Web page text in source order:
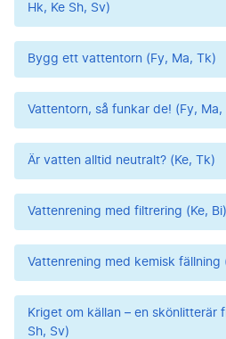
Hk, Ke Sh, Sv)
Bygg ett vattentorn (Fy, Ma, Tk)
Vattentorn, så funkar de! (Fy, Ma,
Är vatten alltid neutralt? (Ke, Tk)
Vattenrening med filtrering (Ke, Bi)
Vattenrening med kemisk fällning
Kriget om källan – en skönlitterär
Sh, Sv)